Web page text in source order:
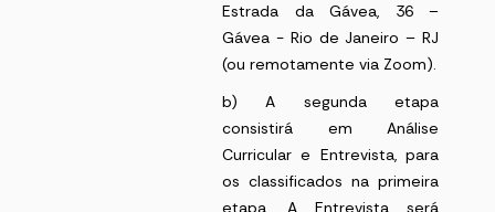
Estrada da Gávea, 36 –
Gávea - Rio de Janeiro – RJ
(ou remotamente via Zoom).
b) A segunda etapa
consistirá em Análise
Curricular e Entrevista, para
os classificados na primeira
etapa. A Entrevista será